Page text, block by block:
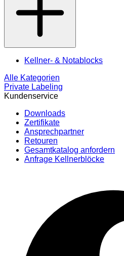
Kellner- & Notablocks
Alle Kategorien
Private Labeling
Kundenservice
Downloads
Zertifikate
Ansprechpartner
Retouren
Gesamtkatalog anfordern
Anfrage Kellnerblöcke